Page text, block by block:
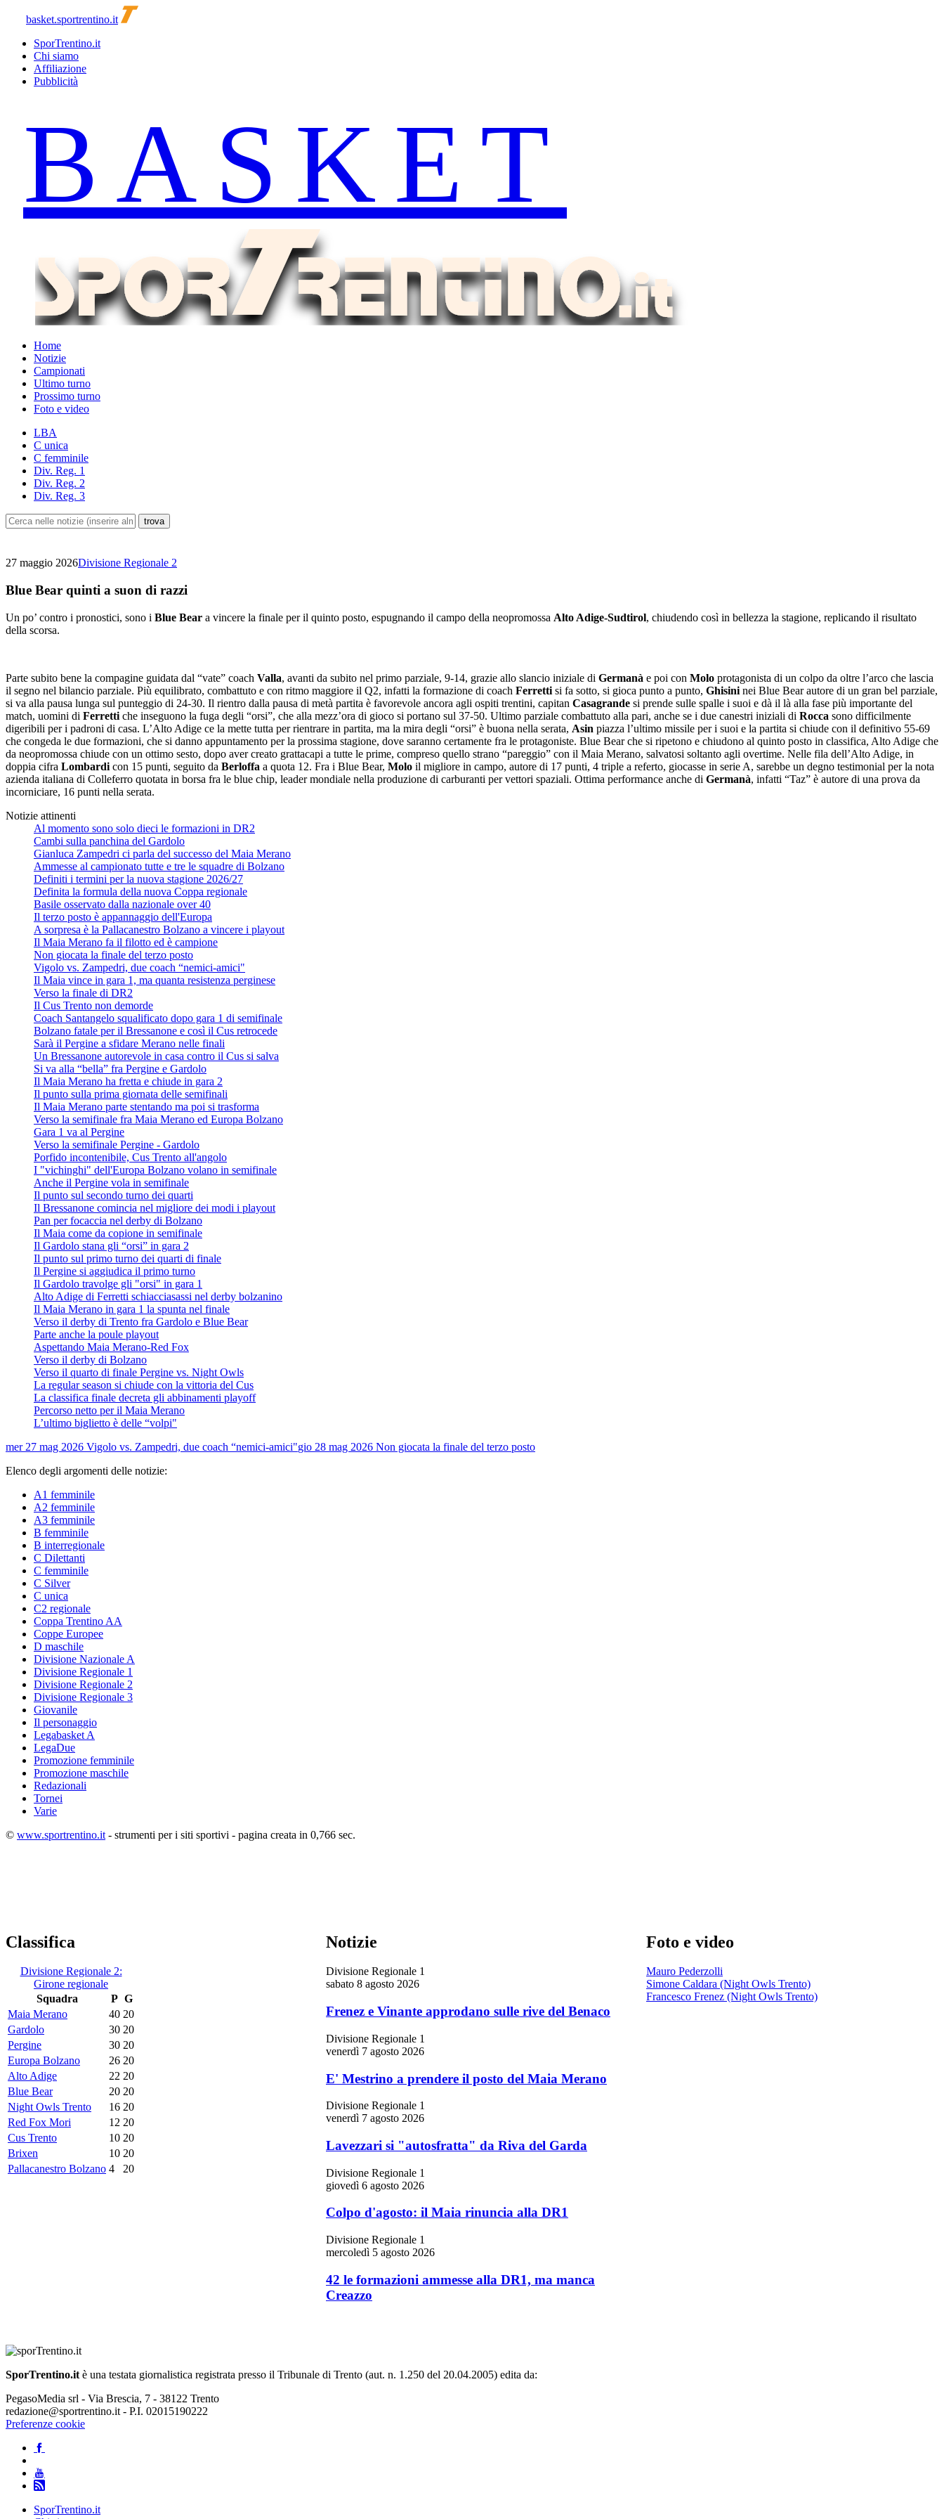
basket.sportrentino.it
SporTrentino.it
Chi siamo
Affiliazione
Pubblicità
Home
Notizie
Campionati
Ultimo turno
Prossimo turno
Foto e video
LBA
C unica
C femminile
Div. Reg. 1
Div. Reg. 2
Div. Reg. 3
27 maggio 2026Divisione Regionale 2
Blue Bear quinti a suon di razzi
Un po’ contro i pronostici, sono i Blue Bear a vincere la finale per il quinto posto, espugnando il campo della neopromossa Alto Adige-Sudtirol, chiudendo così in bellezza la stagione, replicando il risultato
della scorsa.
Parte subito bene la compagine guidata dal “vate” coach Valla, avanti da subito nel primo parziale, 9-14, grazie allo slancio iniziale di Germanà e poi con Molo protagonista di un colpo da oltre l’arco che lascia
il segno nel bilancio parziale. Più equilibrato, combattuto e con ritmo maggiore il Q2, infatti la formazione di coach Ferretti si fa sotto, si gioca punto a punto, Ghisini nei Blue Bear autore di un gran bel parziale,
si va alla pausa lunga sul punteggio di 24-30. Il rientro dalla pausa di metà partita è favorevole ancora agli ospiti trentini, capitan Casagrande si prende sulle spalle i suoi e dà il là alla fase più importante del
match, uomini di Ferretti che inseguono la fuga degli “orsi”, che alla mezz’ora di gioco si portano sul 37-50. Ultimo parziale combattuto alla pari, anche se i due canestri iniziali di Rocca sono difficilmente
digeribili per i padroni di casa. L’Alto Adige ce la mette tutta per rientrare in partita, ma la mira degli “orsi” è buona nella serata, Asin piazza l’ultimo missile per i suoi e la partita si chiude con il definitivo 55-69
che congeda le due formazioni, che si danno appuntamento per la prossima stagione, dove saranno certamente fra le protagoniste. Blue Bear che si ripetono e chiudono al quinto posto in classifica, Alto Adige che
da neopromossa chiude con un ottimo sesto, dopo aver creato grattacapi a tutte le prime, compreso quello strano “pareggio” con il Maia Merano, salvatosi soltanto agli overtime. Nelle fila dell’Alto Adige, in
doppia cifra Lombardi con 15 punti, seguito da Berloffa a quota 12. Fra i Blue Bear, Molo il migliore in campo, autore di 17 punti, 4 triple a referto, giocasse in serie A, sarebbe un degno testimonial per la nota
azienda italiana di Colleferro quotata in borsa fra le blue chip, leader mondiale nella produzione di carburanti per vettori spaziali. Ottima performance anche di Germanà, infatti “Taz” è autore di una prova da
incorniciare, 16 punti nella serata.
Notizie attinenti
Al momento sono solo dieci le formazioni in DR2
Cambi sulla panchina del Gardolo
Gianluca Zampedri ci parla del successo del Maia Merano
Ammesse al campionato tutte e tre le squadre di Bolzano
Definiti i termini per la nuova stagione 2026/27
Definita la formula della nuova Coppa regionale
Basile osservato dalla nazionale over 40
Il terzo posto è appannaggio dell'Europa
A sorpresa è la Pallacanestro Bolzano a vincere i playout
Il Maia Merano fa il filotto ed è campione
Non giocata la finale del terzo posto
Vigolo vs. Zampedri, due coach “nemici-amici"
Il Maia vince in gara 1, ma quanta resistenza perginese
Verso la finale di DR2
Il Cus Trento non demorde
Coach Santangelo squalificato dopo gara 1 di semifinale
Bolzano fatale per il Bressanone e così il Cus retrocede
Sarà il Pergine a sfidare Merano nelle finali
Un Bressanone autorevole in casa contro il Cus si salva
Si va alla “bella” fra Pergine e Gardolo
Il Maia Merano ha fretta e chiude in gara 2
Il punto sulla prima giornata delle semifinali
Il Maia Merano parte stentando ma poi si trasforma
Verso la semifinale fra Maia Merano ed Europa Bolzano
Gara 1 va al Pergine
Verso la semifinale Pergine - Gardolo
Porfido incontenibile, Cus Trento all'angolo
I "vichinghi" dell'Europa Bolzano volano in semifinale
Anche il Pergine vola in semifinale
Il punto sul secondo turno dei quarti
Il Bressanone comincia nel migliore dei modi i playout
Pan per focaccia nel derby di Bolzano
Il Maia come da copione in semifinale
Il Gardolo stana gli “orsi” in gara 2
Il punto sul primo turno dei quarti di finale
Il Pergine si aggiudica il primo turno
Il Gardolo travolge gli "orsi" in gara 1
Alto Adige di Ferretti schiacciasassi nel derby bolzanino
Il Maia Merano in gara 1 la spunta nel finale
Verso il derby di Trento fra Gardolo e Blue Bear
Parte anche la poule playout
Aspettando Maia Merano-Red Fox
Verso il derby di Bolzano
Verso il quarto di finale Pergine vs. Night Owls
La regular season si chiude con la vittoria del Cus
La classifica finale decreta gli abbinamenti playoff
Percorso netto per il Maia Merano
L’ultimo biglietto è delle “volpi"
mer 27 mag 2026 Vigolo vs. Zampedri, due coach “nemici-amici"gio 28 mag 2026 Non giocata la finale del terzo posto
Elenco degli argomenti delle notizie:
A1 femminile
A2 femminile
A3 femminile
B femminile
B interregionale
C Dilettanti
C femminile
C Silver
C unica
C2 regionale
Coppa Trentino AA
Coppe Europee
D maschile
Divisione Nazionale A
Divisione Regionale 1
Divisione Regionale 2
Divisione Regionale 3
Giovanile
Il personaggio
Legabasket A
LegaDue
Promozione femminile
Promozione maschile
Redazionali
Tornei
Varie
© www.sportrentino.it - strumenti per i siti sportivi - pagina creata in 0,766 sec.
Classifica
Divisione Regionale 2:
Girone regionale
Squadra
P G
Maia Merano
40 20
Gardolo
30 20
Pergine
30 20
Europa Bolzano
26 20
Alto Adige
22 20
Blue Bear
20 20
Night Owls Trento
16 20
Red Fox Mori
12 20
Cus Trento
10 20
Brixen
10 20
Pallacanestro Bolzano 4 20
Notizie
Divisione Regionale 1
sabato 8 agosto 2026
Frenez e Vinante approdano sulle rive del Benaco
Divisione Regionale 1
venerdì 7 agosto 2026
E' Mestrino a prendere il posto del Maia Merano
Divisione Regionale 1
venerdì 7 agosto 2026
Lavezzari si "autosfratta" da Riva del Garda
Divisione Regionale 1
giovedì 6 agosto 2026
Colpo d'agosto: il Maia rinuncia alla DR1
Divisione Regionale 1
mercoledì 5 agosto 2026
42 le formazioni ammesse alla DR1, ma manca
Creazzo
Foto e video
Mauro Pederzolli
Simone Caldara (Night Owls Trento)
Francesco Frenez (Night Owls Trento)
SporTrentino.it è una testata giornalistica registrata presso il Tribunale di Trento (aut. n. 1.250 del 20.04.2005) edita da:
PegasoMedia srl - Via Brescia, 7 - 38122 Trento
redazione@sportrentino.it - P.I. 02015190222
Preferenze cookie
SporTrentino.it